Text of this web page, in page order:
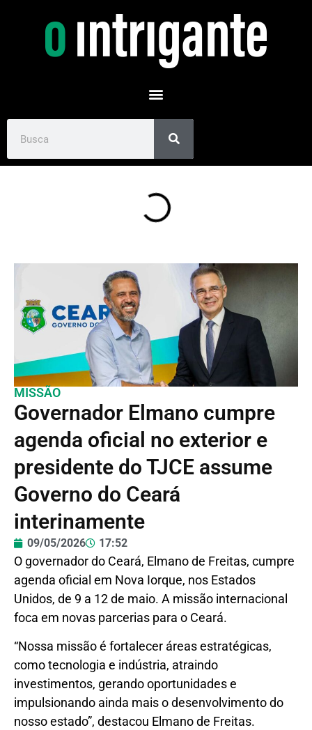
MISSÃO
Governador Elmano cumpre
agenda oficial no exterior e
presidente do TJCE assume
Governo do Ceará
interinamente
09/05/2026 17:52
O governador do Ceará, Elmano de Freitas, cumpre
agenda oficial em Nova Iorque, nos Estados
Unidos, de 9 a 12 de maio. A missão internacional
foca em novas parcerias para o Ceará.
“Nossa missão é fortalecer áreas estratégicas,
como tecnologia e indústria, atraindo
investimentos, gerando oportunidades e
impulsionando ainda mais o desenvolvimento do
nosso estado”, destacou Elmano de Freitas.